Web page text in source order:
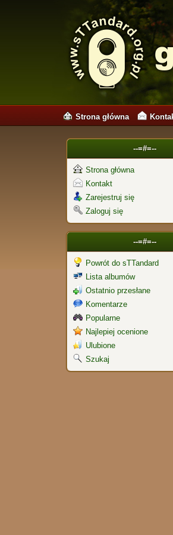
Strona główna
--=#=--
Strona główna
Kontakt
Zarejestruj się
Zaloguj się
--=#=--
Powrót do sTTandard
Lista albumów
Ostatnio przesłane
Komentarze
Popularne
Najlepiej ocenione
Ulubione
Szukaj